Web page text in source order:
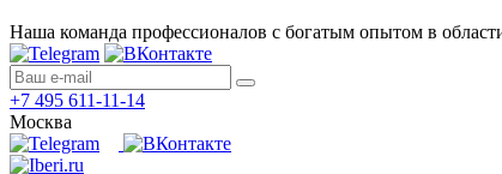
Наша команда профессионалов с богатым опытом в
+7 495 611-11-14
Москва